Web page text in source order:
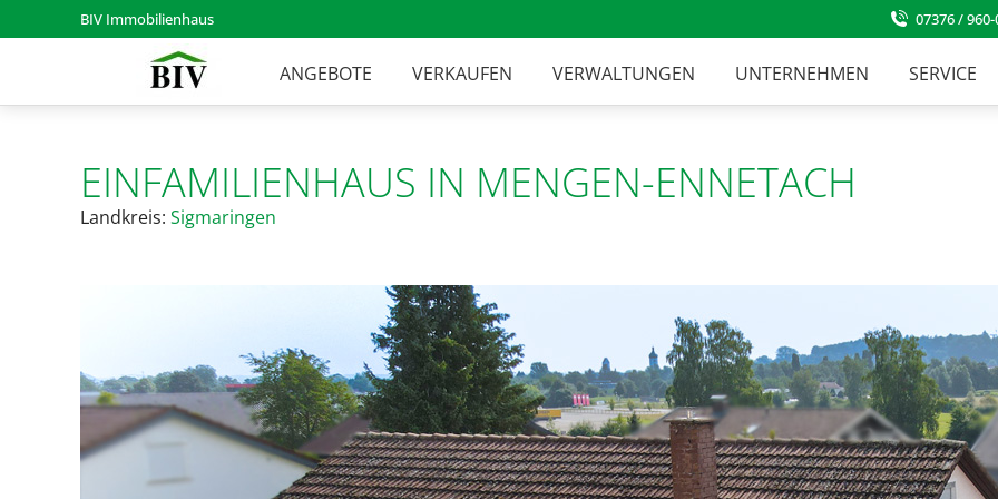
BIV Immobilienhaus 07376 / 960-
ANGEBOTE VERKAUFEN VERWALTUNGEN UNTERNEHMEN SERVICE
EINFAMILIENHAUS IN MENGEN-ENNETACH
Landkreis: Sigmaringen